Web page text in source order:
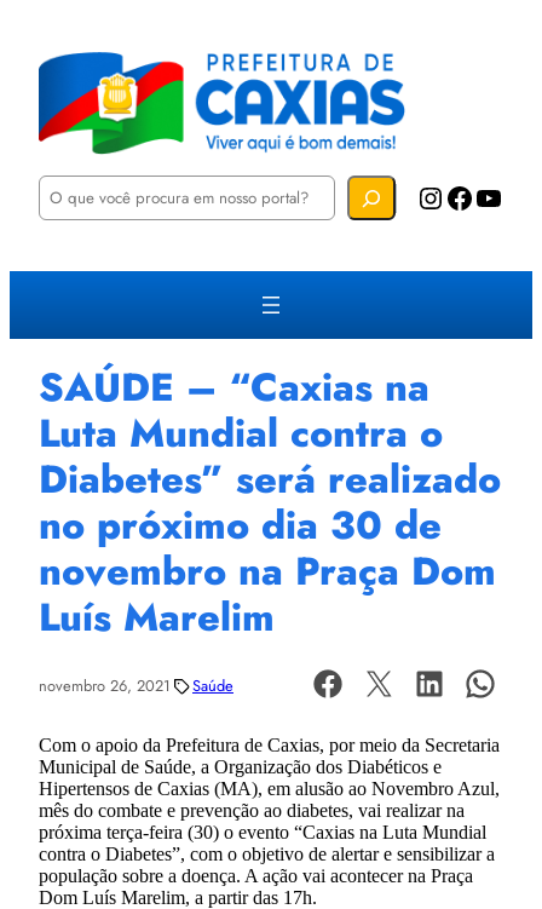
P
u
a
Instagram Facebook YouTube
SAÚDE – “Caxias na
Luta Mundial contra o
Diabetes” será realizado
no próximo dia 30 de
novembro na Praça Dom
Luís Marelim
novembro 26, 2021 Saúde
Com o apoio da Prefeitura de Caxias, por meio da Secretaria
Municipal de Saúde, a Organização dos Diabéticos e
Hipertensos de Caxias (MA), em alusão ao Novembro Azul,
mês do combate e prevenção ao diabetes, vai realizar na
próxima terça-feira (30) o evento “Caxias na Luta Mundial
contra o Diabetes”, com o objetivo de alertar e sensibilizar a
população sobre a doença. A ação vai acontecer na Praça
Dom Luís Marelim, a partir das 17h.